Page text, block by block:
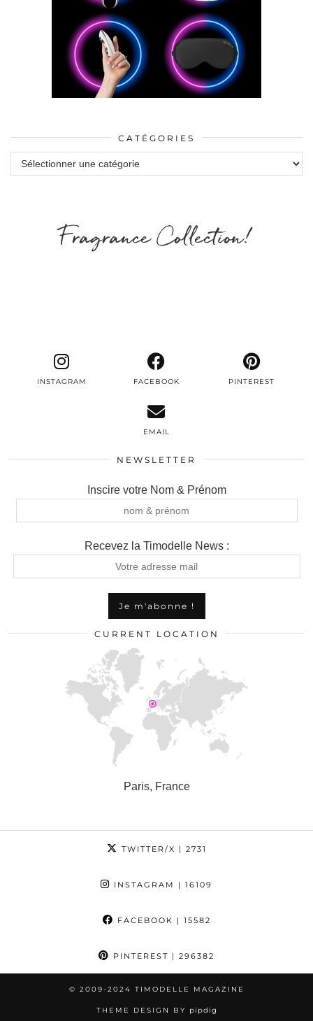
CATÉGORIES
Catégories
Fragrance Collection!
INSTAGRAM FACEBOOK PINTEREST
EMAIL
NEWSLETTER
Inscire votre Nom & Prénom
Recevez la Timodelle News :
CURRENT LOCATION
Paris, France
TWITTER/X | 2731
INSTAGRAM | 16109
FACEBOOK | 15582
PINTEREST | 296382
© 2009-2024 TIMODELLE MAGAZINE
THEME DESIGN BY pipdig